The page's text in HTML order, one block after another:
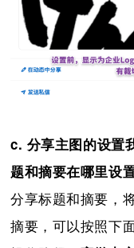
c. 分享主图的设置
题和摘要在哪里设
分享标题和摘要，
摘要，可以按照下